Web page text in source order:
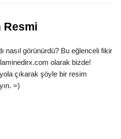
Resmi
nasıl görünürdü? Bu eğlenceli fikir
olarak bizde!
yola çıkarak şöyle bir resim
=)